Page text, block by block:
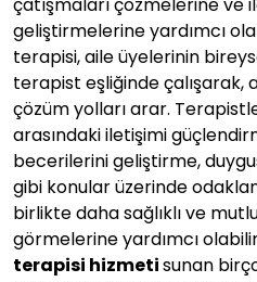
çatışmaları çözmelerine ve
geliştirmelerine yardımcı
terapisi, aile üyelerinin
terapist eşliğinde çalışarak,
çözüm yolları arar.
arasındaki iletişimi
becerilerini geliştirme,
gibi konular üzerinde
birlikte daha sağlıklı ve
görmelerine yardımcı
terapisi hizmeti sunan